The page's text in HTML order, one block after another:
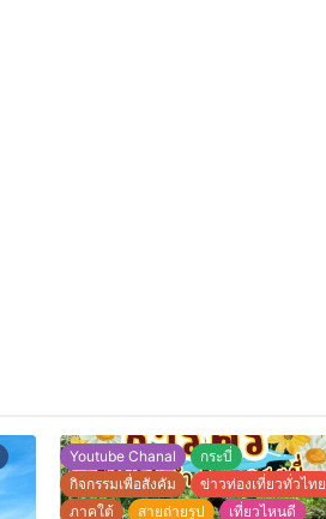
Youtube Chanal
กระบี่
กิจกรรมเพื่อสังคัม
ข่าวท่องเที่ยวทั่วไทย
ภาคใต้
สายถ่ายรูป
เที่ยวไหนดี